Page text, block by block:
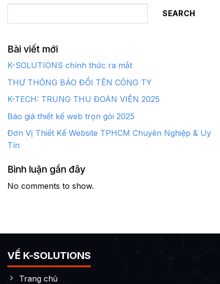
SEARCH
Bài viết mới
K-SOLUTIONS chính thức ra mắt
THƯ THÔNG BÁO ĐỔI TÊN CÔNG TY
K-TECH: TRUNG THU ĐOÀN VIÊN 2025
Báo giá thiết kế web trọn gói 2025
Đơn Vị Thiết Kế Website TPHCM Chuyên Nghiệp & Uy
Tín
Bình luận gần đây
No comments to show.
VỀ K-SOLUTIONS
Trang chủ